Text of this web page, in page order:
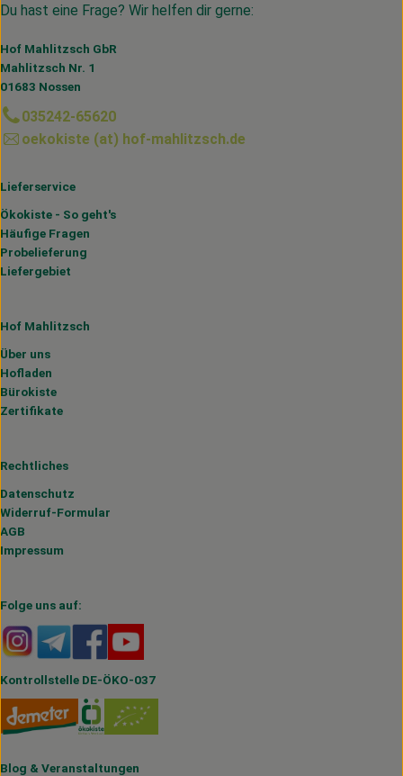
Du hast eine Frage? Wir helfen dir gerne:
Hof Mahlitzsch GbR
Mahlitzsch Nr. 1
01683 Nossen
035242-65620
oekokiste (at) hof-mahlitzsch.de
Lieferservice
Ökokiste - So geht's
Häufige Fragen
Probelieferung
Liefergebiet
Hof Mahlitzsch
Über uns
Hofladen
Bürokiste
Zertifikate
Rechtliches
Datenschutz
Widerruf-Formular
AGB
Impressum
Folge uns auf:
Externer Link zu https://www.instagram.com/
Externer Link zu https://t.me/s/hofmahlitzsch
Externer Link zu https://www.facebook.com/
Kontrollstelle DE-ÖKO-037
Blog & Veranstaltungen